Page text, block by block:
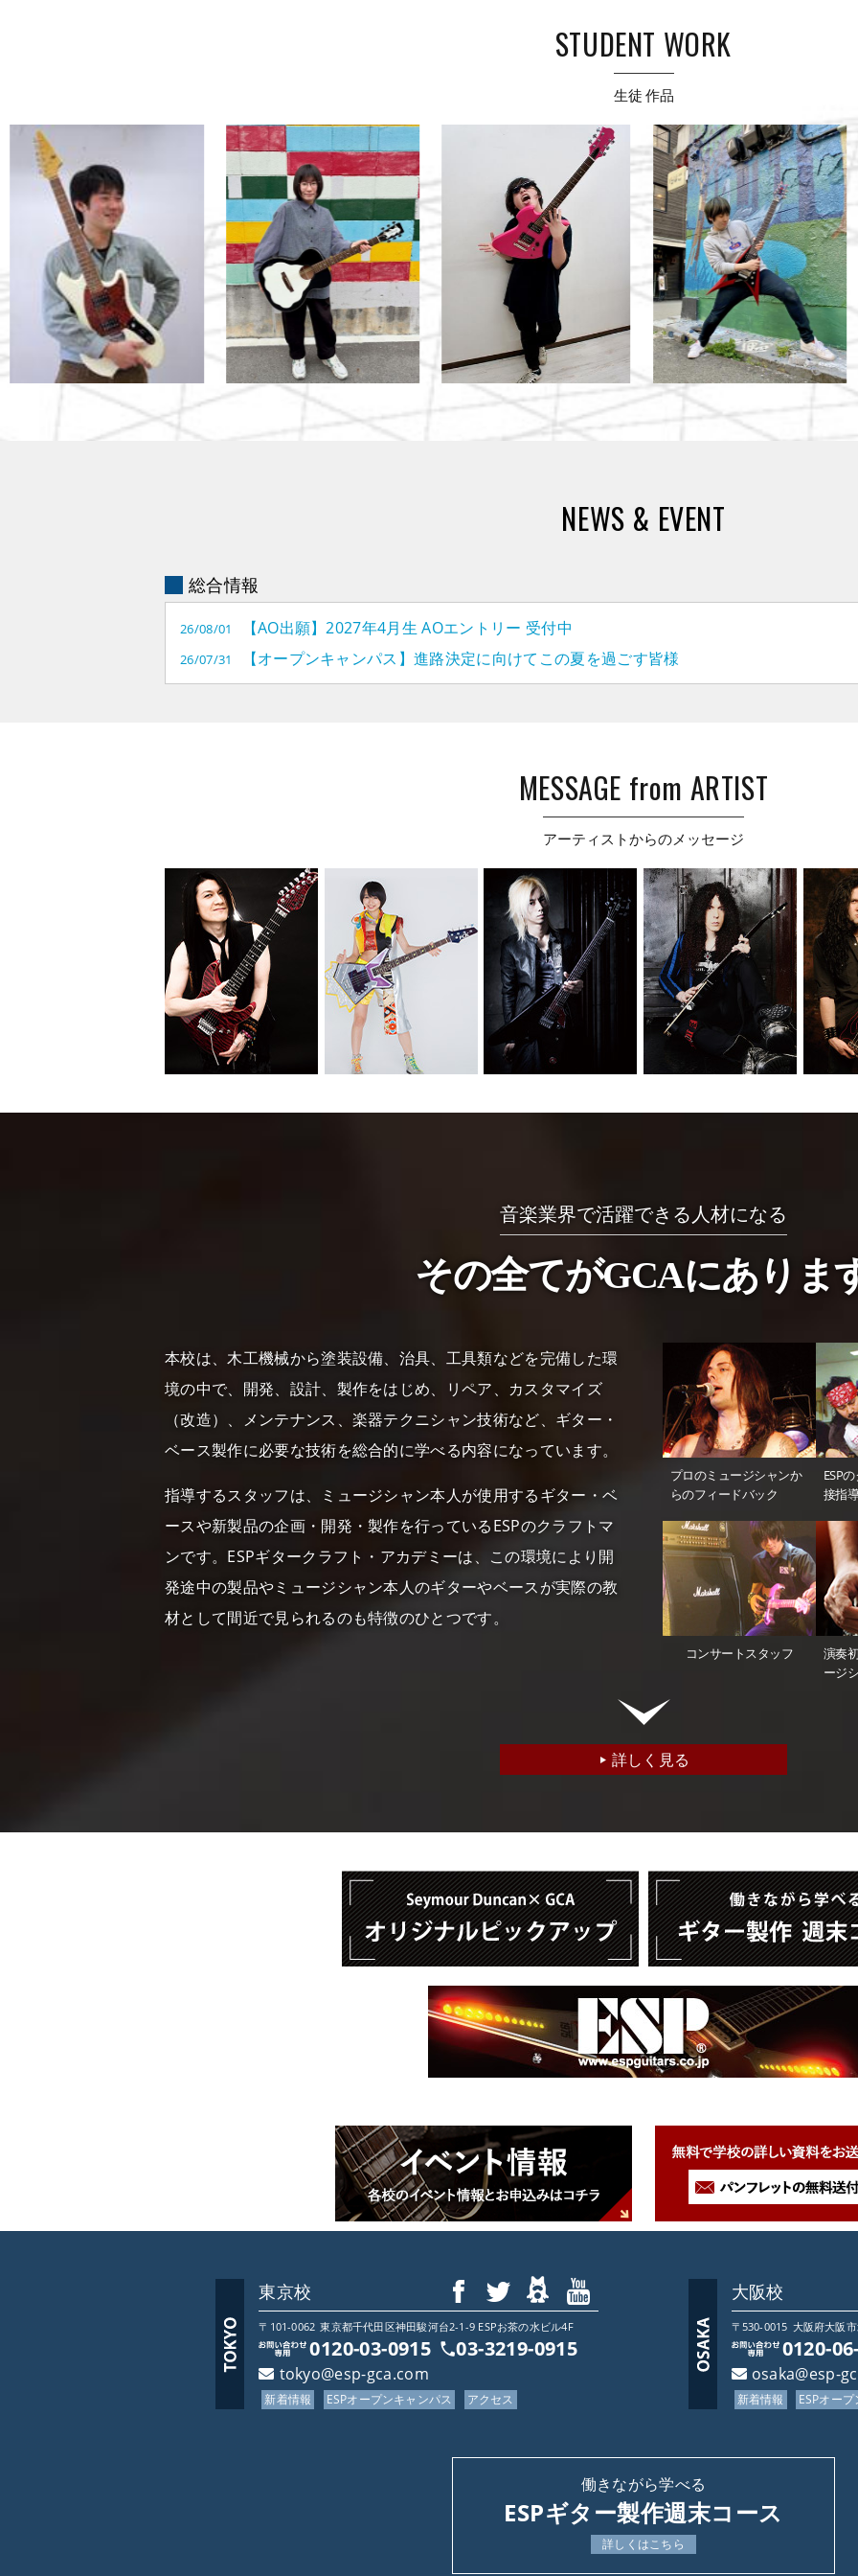
ギターメーカーで学べる理想的
な環境があなたをまっていま
ESPギタークラフト・アカデミー（GCA）は、アル
フィー、WANIMA、04Limited Sazabys、ラルク アン
くのプロ・ミュージシャンも愛用し、海外でもトッ
プ・ブランドと数えられているギターメーカー「株
式会社ESP」が運営する教育機関です。
本物のギター製作技術がここにあります。
1983年にESPの技術者養成、及び楽器業界からの要望により開校
理技術を道具の使い方から入学者すべてが初心者であるという前
プロユースの道具・工具を支給
ギター製作・修理・改造に必要な道具・工具類を配布しています
を前提で厳選した優れものばかりです。
何本作っても学費は変わらない
「ESP」の豊富な在庫数を活かし、授業内で製作する作品に必要な
STUDENT WORK
生徒 作品
NEWS & EVENT
総合情報
26/08/01 【AO出願】2027年4月生 AOエントリー 受付中
26/07/31 【オープンキャンパス】進路決定に向けてこの夏を過ごす皆様
MESSAGE from ARTIST
アーティストからのメッセージ
音楽業界で活躍できる人材になる
その全てがGCAにありま
本校は、木工機械から塗装設備、治具、工具類などを完備した環
境の中で、開発、設計、製作をはじめ、リペア、カスタマイズ
（改造）、メンテナンス、楽器テクニシャン技術など、ギター・
ベース製作に必要な技術を総合的に学べる内容になっています。
指導するスタッフは、ミュージシャン本人が使用するギター・ベ
ースや新製品の企画・開発・製作を行っているESPのクラフトマ
ンです。ESPギタークラフト・アカデミーは、この環境により開
発途中の製品やミュージシャン本人のギターやベースが実際の教
材として間近で見られるのも特徴のひとつです。
プロのミュージシャンか
らのフィードバック
ESP
接指
コンサートスタッフ
演奏
ージ
詳しく見る
東京校
〒101-0062 東京都千代田区神田駿河台2-1-9 ESPお茶の水ビル4F
0120-03-0915 03-3219-0915
tokyo@esp-gca.com
新着情報 ESPオープンキャンパス アクセス
大阪校
〒530-0015 大阪府大阪
0120-
osaka@esp-
新着情報 ESPオー
働きながら学べる
ESPギター製作週末コース
詳しくはこちら